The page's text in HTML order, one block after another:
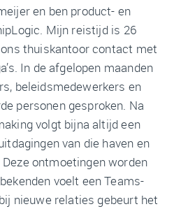
en ben product- en
Mijn reistijd is 26
thuiskantoor contact met
In de afgelopen maanden
beleidsmedewerkers en
personen gesproken. Na
volgt bijna altijd een
van die haven en
ontmoetingen worden
voelt een Teams-
nieuwe relaties gebeurt het